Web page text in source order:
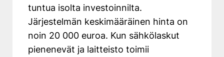
tuntua isolta investoinnilta.
Järjestelmän keskimääräinen hinta on
noin 20 000 euroa. Kun sähkölaskut
pienenevät ja laitteisto toimii